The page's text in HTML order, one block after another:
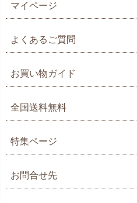
マイページ
よくあるご質問
お買い物ガイド
全国送料無料
特集ページ
お問合せ先